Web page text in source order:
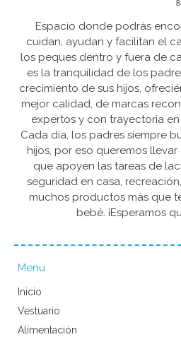
Espacio donde podrás
cuidan, ayudan y facilitan el
los peques dentro y fuera de
es la tranquilidad de los
crecimiento de sus hijos,
mejor calidad, de marcas
expertos y con trayectoria
Cada día, los padres siempre
hijos, por eso queremos
que apoyen las tareas de
seguridad en casa,
muchos productos más que
bebé. ¡Esperamos
Menú
Inicio
Vestuario
Alimentación